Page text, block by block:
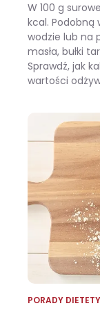
W 100 g
kcal.
wodzie lub na
masła, bułki
Sprawdź, jak
wartości
PORADY